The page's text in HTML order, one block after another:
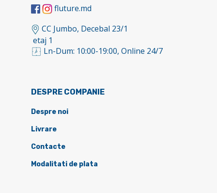
fluture.md
CC Jumbo, Decebal 23/1
etaj 1
Ln-Dum: 10:00-19:00, Online 24/7
DESPRE COMPANIE
Despre noi
Livrare
Contacte
Modalitati de plata